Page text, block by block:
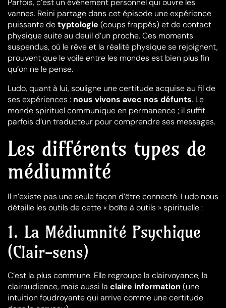
Parfois, c’est un événement personnel qui ouvre les
vannes. Reini partage dans cet épisode une expérience
puissante detyptologie (coups frappés) et de contact
physique suite au deuil d’un proche. Ces moments
suspendus, où le rêve et la réalité physique se rejoignent,
prouvent que le voile entre les mondes est bien plus fin
qu’on ne le pense.
Ludo, quant à lui, souligne une certitude acquise au fil de
ses expériences : nous vivons avec nos défunts. Le
monde spirituel communique en permanence ; il suffit
parfois d’un traducteur pour comprendre ses messages.
Les différents types de
médiumnité
Il n’existe pas une seule façon d’être connecté. Ludo nous
détaille les outils de cette « boîte à outils » spirituelle :
1. La Médiumnité Psychique
(Clair-sens)
C’est la plus commune. Elle regroupe la clairvoyance, la
clairaudience, mais aussi la claire information (une
intuition foudroyante qui arrive comme une certitude